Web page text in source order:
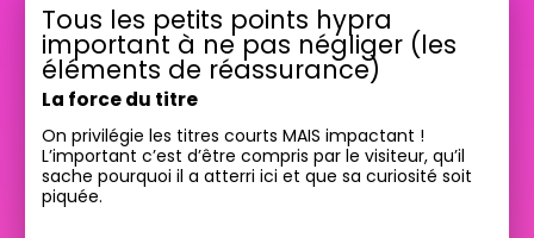
Tous les petits points hypra
important à ne pas négliger (les
éléments de réassurance)
La force du titre
On privilégie les titres courts MAIS impactant !
L’important c’est d’être compris par le visiteur, qu’il
sache pourquoi il a atterri ici et que sa curiosité soit
piquée.